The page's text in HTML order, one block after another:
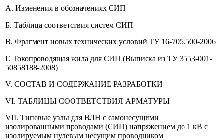
А. Изменения в обозначениях СИП
Б. Таблица соответствия систем СИП
В. Фрагмент новых технических условий ТУ 16-705.500-2006
Г. Токопроводящая жила для СИП (Выписка из ТУ 3553-001-
50858188-2008)
V. СОСТАВ И СОДЕРЖАНИЕ РАЗРАБОТКИ
VI. ТАБЛИЦЫ СООТВЕТСТВИЯ АРМАТУРЫ
VII. Типовые узлы для ВЛН с самонесущими
изолированными проводами (СИП) напряжением до 1 кВ с
изолируемым нулевым несущим проводником